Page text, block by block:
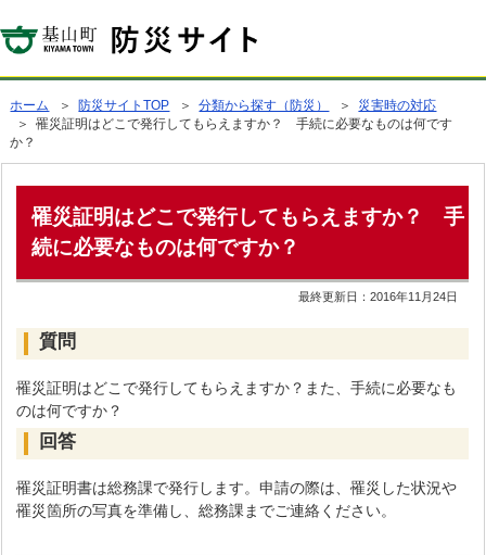
ホーム ＞ 防災サイトTOP ＞分類から探す（防災） ＞ 災害時の対応
＞ 罹災証明はどこで発行してもらえますか？ 手続に必要なものは何です
か？
罹災証明はどこで発行してもらえますか？ 手
続に必要なものは何ですか？
最終更新日：2016年11月24日
質問
罹災証明はどこで発行してもらえますか？また、手続に必要なも
のは何ですか？
回答
罹災証明書は総務課で発行します。申請の際は、罹災した状況や
罹災箇所の写真を準備し、総務課までご連絡ください。